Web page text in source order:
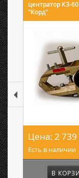
центратор КЗ-
"Корд"
Цена: 2 739
Есть в наличии
В